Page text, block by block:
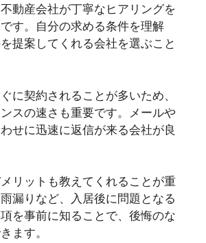
動産会社が丁寧なヒアリングを
す。自分の求める条件を理解
提案してくれる会社を選ぶこと
に契約されることが多いため、
スの速さも重要です。メールや
せに迅速に返信が来る会社が良
リットも教えてくれることが重
漏りなど、入居後に問題となる
を事前に知ることで、後悔のな
ます。